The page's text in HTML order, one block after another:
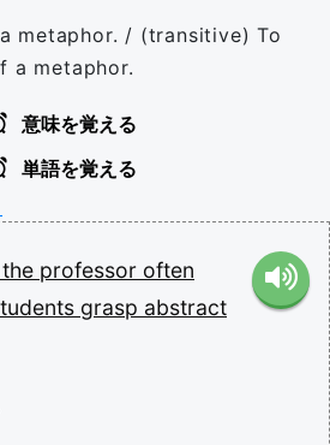
metaphor. / (transitive) To
a metaphor.
意味を覚える
単語を覚える
the professor often
grasp abstract